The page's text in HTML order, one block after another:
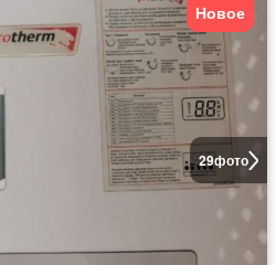
29фото
Новое